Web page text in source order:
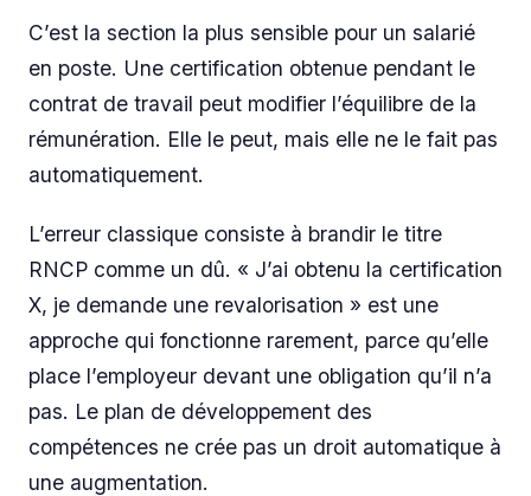
C’est la section la plus sensible pour un salarié
en poste. Une certification obtenue pendant le
contrat de travail peut modifier l’équilibre de la
rémunération. Elle le peut, mais elle ne le fait pas
automatiquement.
L’erreur classique consiste à brandir le titre
RNCP comme un dû. « J’ai obtenu la certification
X, je demande une revalorisation » est une
approche qui fonctionne rarement, parce qu’elle
place l’employeur devant une obligation qu’il n’a
pas. Le plan de développement des
compétences ne crée pas un droit automatique à
une augmentation.